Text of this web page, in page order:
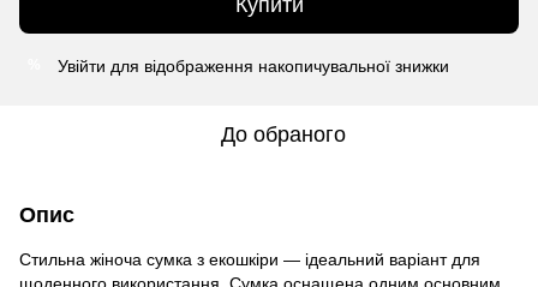
Увійти для відображення накопичувальної знижки
До обраного
Опис
Стильна жіноча сумка з екошкіри — ідеальний варіант для
щоденного використання. Сумка оснащена одним основним